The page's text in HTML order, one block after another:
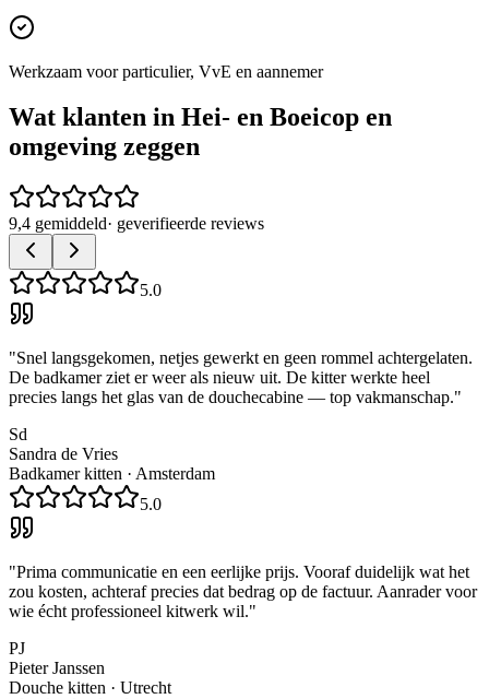
Werkzaam voor particulier, VvE en aannemer
Wat klanten in Hei- en Boeicop en
omgeving zeggen
9,4 gemiddeld· geverifieerde reviews
5.0
"Snel langsgekomen, netjes gewerkt en geen rommel achtergelaten.
De badkamer ziet er weer als nieuw uit. De kitter werkte heel
precies langs het glas van de douchecabine — top vakmanschap."
Sd
Sandra de Vries
Badkamer kitten · Amsterdam
5.0
"Prima communicatie en een eerlijke prijs. Vooraf duidelijk wat het
zou kosten, achteraf precies dat bedrag op de factuur. Aanrader voor
wie écht professioneel kitwerk wil."
PJ
Pieter Janssen
Douche kitten · Utrecht